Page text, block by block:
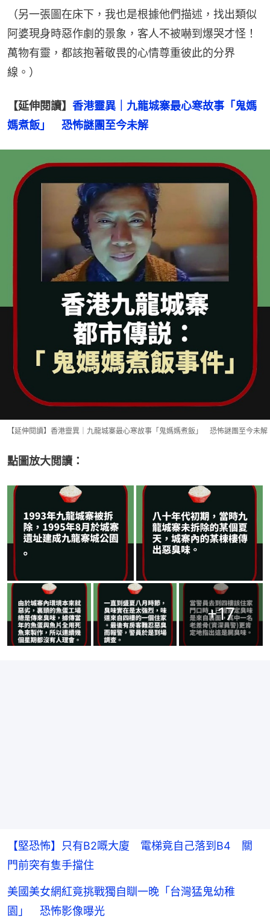
（另一張圖在床下，我也是根據他們描述，找出類似
阿婆現身時惡作劇的景象，客人不被嚇到爆哭才怪！
萬物有靈，都該抱著敬畏的心情尊重彼此的分界
線。）
【延伸閱讀】 香港靈異｜九龍城寨最心寒故事「鬼媽
媽煮飯」　恐怖謎團至今未解
【延伸閱讀】香港靈異｜九龍城寨最心寒故事「鬼媽媽煮飯」 恐怖謎團至今未解
點圖放大閲讀：
+17
【堅恐怖】只有B2嘅大廈 電梯竟自己落到B4 關
門前突有隻手擋住
美國美女網紅竟挑戰獨自瞓一晚「台灣猛鬼幼稚
園」 恐怖影像曝光